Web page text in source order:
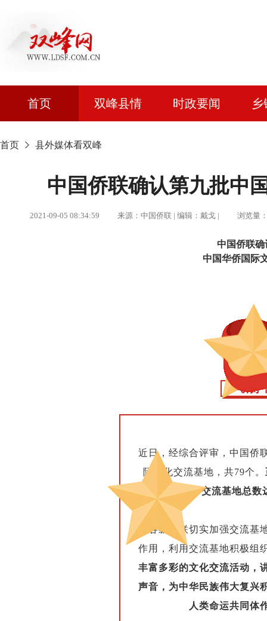
首页 双峰县情 时政要闻
首页 县外媒体看双峰
中国侨联确认第九批中
2021-09-05 08:34:59 来源：中国侨联 | 编辑：戴戈 | 浏览量：
中国侨联确
中国华侨国际
讲好
近日，经综合评审，中国侨
际文化交流基地，共79个。
交流基地总数
请各级侨联切实加强交流基
作用，利用交流基地积极组
丰富多彩的文化交流活动，
声音，为中华民族伟大复兴
人类命运共同体